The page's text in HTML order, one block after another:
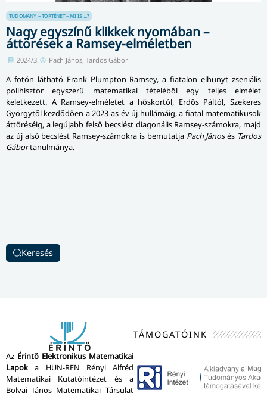
TUDOMÁNY – TÖRTÉNET – MI IS ...?
Nagy egyszínű klikkek nyomában –
áttörések a Ramsey-elméletben
2024/3. Pach János, Tardos Gábor
A fotón látható Frank Plumpton Ramsey, a fiatalon elhunyt zseniális
polihisztor egyszerű matematikai tételéből egy teljes elmélet
keletkezett. A Ramsey-elméletet a hőskortól, Erdős Páltól, Szekeres
Györgytől kezdődően a 2023-as év új hullámáig, a fiatal matematikusok
áttöréséig, a legújabb felső becslést diagonális Ramsey-számokra, majd
az új alsó becslést Ramsey-számokra is bemutatja Pach Jánosés Tardos
Gábortanulmánya.
Keresés
Az Érintő Elektronikus Matematikai
Lapok a HUN-REN Rényi Alfréd
Matematikai Kutatóintézet és a
Bolyai János Matematikai Társulat
TÁMOGATÓINK